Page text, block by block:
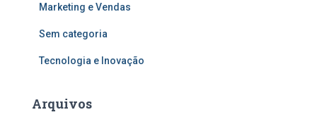
Marketing e Vendas
Sem categoria
Tecnologia e Inovação
Arquivos